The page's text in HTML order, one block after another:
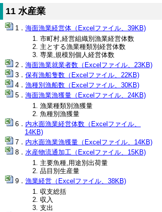
11 水産業
海面漁業経営体（Excelファイル、39KB)
市町村,経営組織別漁業経営体数
主とする漁業種類別経営体数
専業,規模別個人経営体数
海面漁業就業者数（Excelファイル、23KB)
保有漁船隻数（Excelファイル、22KB)
漁種別漁船数（Excelファイル、30KB)
海面漁業漁獲量（Excelファイル、24KB)
漁業種類別漁獲量
魚種別漁獲量
内水面漁業経営体数（Excelファイル、
14KB)
内水面漁業漁獲量（Excelファイル、14KB)
水産物流通加工（Excelファイル、15KB)
主要魚種,用途別出荷量
品目別生産量
漁業経営（Excelファイル、38KB)
収支総括
収入
支出